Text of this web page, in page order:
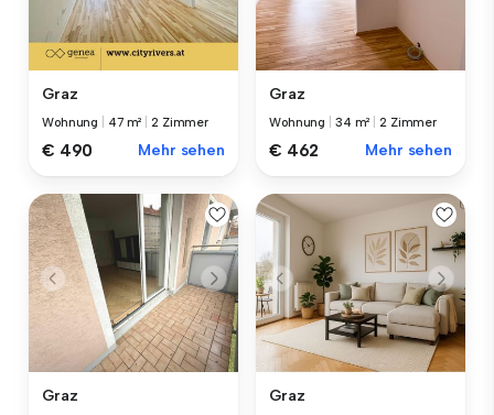
Graz
Wohnung 47 m² |2 Zimmer
€ 490 Mehr sehen
Graz
Wohnung 34 m² |2 Zimmer
€ 462 Mehr sehen
Graz Graz